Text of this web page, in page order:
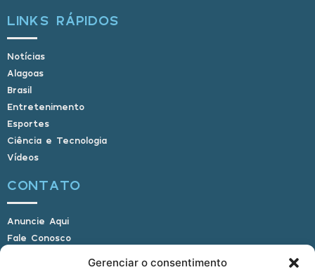
Gerenciar o consentimento
LINKS RÁPIDOS
Notícias
Alagoas
Brasil
Entretenimento
Esportes
Ciência e Tecnologia
Vídeos
CONTATO
Anuncie Aqui
Fale Conosco